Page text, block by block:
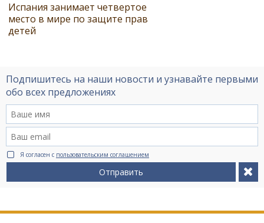
Испания занимает четвертое
место в мире по защите прав
детей
Подпишитесь на наши новости и узнавайте первыми
обо всех предложениях
Я согласен с пользовательским соглашением
Отправить